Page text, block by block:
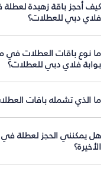
كيف أحجز باقة زهيدة
فلاي دبي للعطلات؟
ما نوع باقات العطلات في
بوابة فلاي دبي للعطلات؟
ما الذي تشمله باقات
هل يمكنني الحجز لعطلة
الأخيرة؟